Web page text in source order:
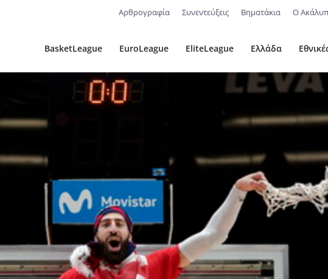
Αρθρογραφία Συνεντεύξεις Βηματάκια Ο
BasketLeague EuroLeague EliteLeague Ελλάδα